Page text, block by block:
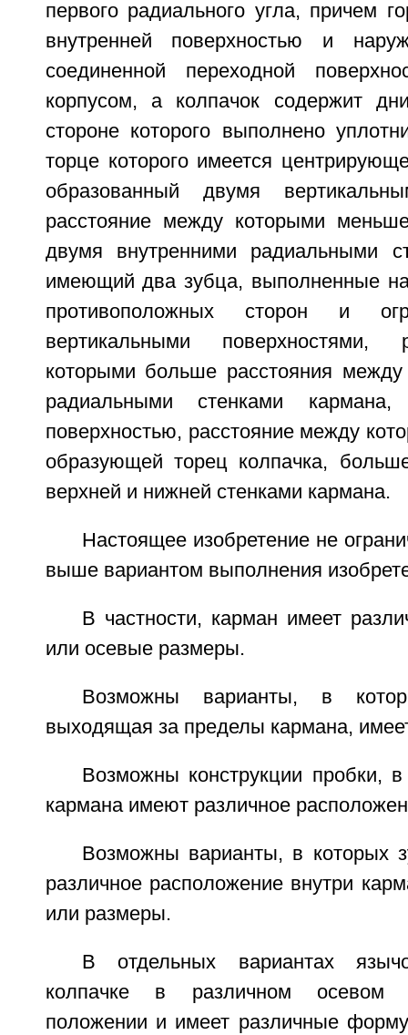
первого радиального угла, причем
внутренней поверхностью и
соединенной переходной
корпусом, а колпачок содержит
стороне которого выполнено
торце которого имеется
образованный двумя
расстояние между которыми
двумя внутренними радиальными
имеющий два зубца, выполненные
противоположных сторон и
вертикальными поверхностями,
которыми больше расстояния
радиальными стенками кармана,
поверхностью, расстояние между
образующей торец колпачка,
верхней и нижней стенками кармана.
Настоящее изобретение не
выше вариантом выполнения
В частности, карман имеет
или осевые размеры.
Возможны варианты, в
выходящая за пределы кармана,
Возможны конструкции пробки,
кармана имеют различное
Возможны варианты, в которых
различное расположение внутри
или размеры.
В отдельных вариантах
колпачке в различном осевом
положении и имеет различные